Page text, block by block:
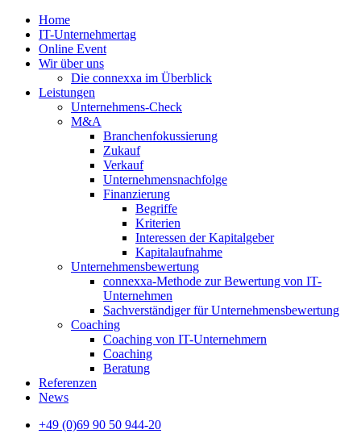
Home
IT-Unternehmertag
Online Event
Wir über uns
Die connexxa im Überblick
Leistungen
Unternehmens-Check
M&A
Branchenfokussierung
Zukauf
Verkauf
Unternehmensnachfolge
Finanzierung
Begriffe
Kriterien
Interessen der Kapitalgeber
Kapitalaufnahme
Unternehmensbewertung
connexxa-Methode zur Bewertung von IT-
Unternehmen
Sachverständiger für Unternehmensbewertung
Coaching
Coaching von IT-Unternehmern
Coaching
Beratung
Referenzen
News
+49 (0)69 90 50 944-20